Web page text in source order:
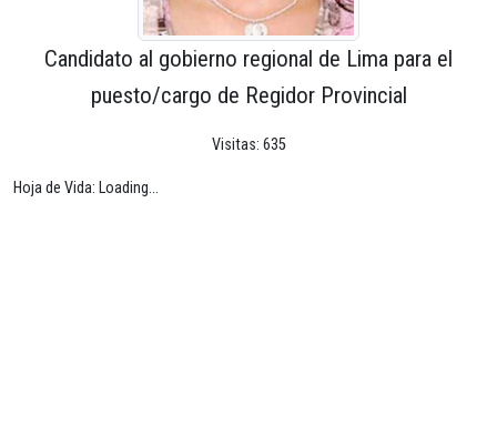
Candidato al gobierno regional de Lima para el
puesto/cargo de Regidor Provincial
Visitas: 635
Hoja de Vida: Loading...